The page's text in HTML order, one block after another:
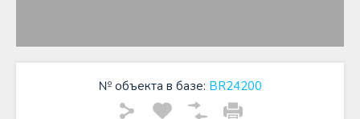
№ объекта в базе: BR24200